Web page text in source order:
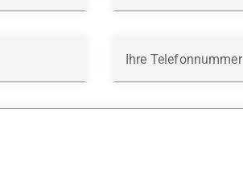
Ihre Telefonnummer